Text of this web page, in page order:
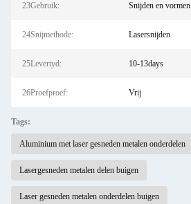
23Gebruik: Snijden en vormen
24Snijmethode: Lasersnijden
25Levertyd: 10-13days
26Proefproef: Vrij
Tags:
Aluminium met laser gesneden metalen onderdelen
Lasergesneden metalen delen buigen
Laser gesneden metalen onderdelen buigen